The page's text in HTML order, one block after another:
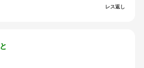
レス返し